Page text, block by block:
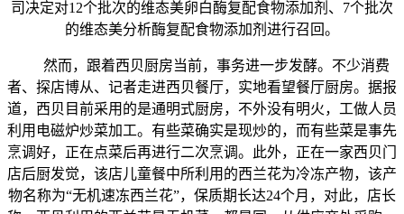
司决定对12个批次的维态美卵白酶复配食物添加剂、7个批次
的维态美分析酶复配食物添加剂进行召回。
然而，跟着西贝厨房当前，事务进一步发酵。不少消费
者、探店博从、记者走进西贝餐厅，实地看望餐厅厨房。据报
道，西贝目前采用的是通明式厨房，不外没有明火，工做人员
利用电磁炉炒菜加工。有些菜确实是现炒的，而有些菜是事先
烹调好，正在点菜后再进行二次烹调。此外，正在一家西贝门
店后厨发觉，该店儿童餐中所利用的西兰花为冷冻产物，该产
物名称为“无机速冻西兰花”，保质期长达24个月，对此，店长